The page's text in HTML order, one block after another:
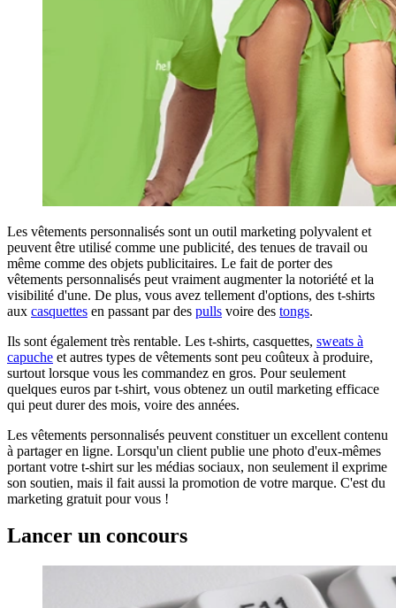
Les vêtements personnalisés sont un outil marketing polyvalent et
peuvent être utilisé comme une publicité, des tenues de travail ou
même comme des objets publicitaires. Le fait de porter des
vêtements personnalisés peut vraiment augmenter la notoriété et la
visibilité d'une. De plus, vous avez tellement d'options, des t-shirts
aux casquettes en passant par des pulls voire des tongs.
Ils sont également très rentable. Les t-shirts, casquettes, sweats à
capuche et autres types de vêtements sont peu coûteux à produire,
surtout lorsque vous les commandez en gros. Pour seulement
quelques euros par t-shirt, vous obtenez un outil marketing efficace
qui peut durer des mois, voire des années.
Les vêtements personnalisés peuvent constituer un excellent contenu
à partager en ligne. Lorsqu'un client publie une photo d'eux-mêmes
portant votre t-shirt sur les médias sociaux, non seulement il exprime
son soutien, mais il fait aussi la promotion de votre marque. C'est du
marketing gratuit pour vous !
Lancer un concours